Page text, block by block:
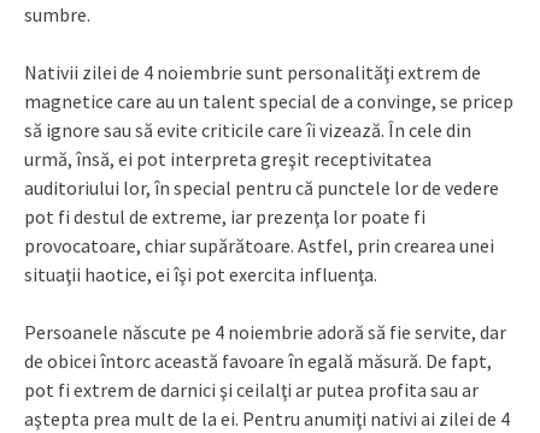
sumbre.
Nativii zilei de 4 noiembrie sunt personalităţi extrem de
magnetice care au un talent special de a convinge, se pricep
să ignore sau să evite criticile care îi vizează. În cele din
urmă, însă, ei pot interpreta greşit receptivitatea
auditoriului lor, în special pentru că punctele lor de vedere
pot fi destul de extreme, iar prezenţa lor poate fi
provocatoare, chiar supărătoare. Astfel, prin crearea unei
situaţii haotice, ei îşi pot exercita influenţa.
Persoanele născute pe 4 noiembrie adoră să fie servite, dar
de obicei întorc această favoare în egală măsură. De fapt,
pot fi extrem de darnici şi ceilalţi ar putea profita sau ar
aştepta prea mult de la ei. Pentru anumiţi nativi ai zilei de 4